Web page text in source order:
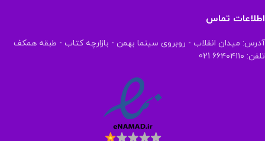
اطلاعات تماس
آدرس: میدان انقلاب - روبروی سینما بهمن - بازارچه کتاب - طبقه همکف
تلفن: ۶۶۴۰۴۱۱۰ 021